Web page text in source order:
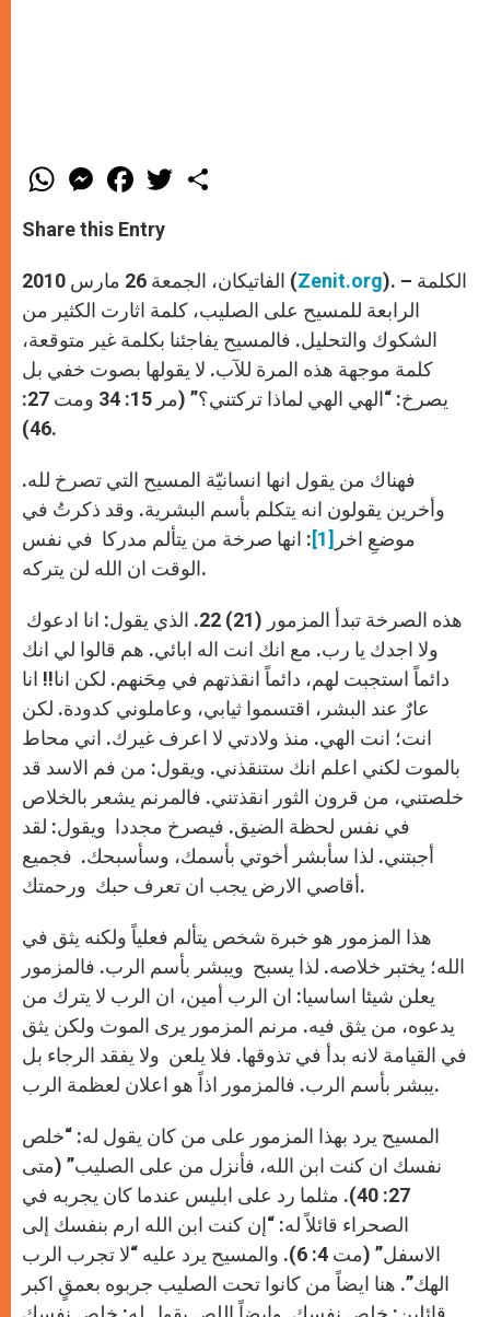
W
h
t
s
p
p
M
e
s
e
g
e
r
F
a
e
b
o
k
w
r
Share this Entry
الفاتيكان، الجمعة 26 مارس 2010 (Zenit.org). – الكلمة
الرابعة للمسيح على الصليب، كلمة اثارت الكثير من
الشكوك والتحليل. فالمسيح يفاجئنا بكلمة غير متوقعة،
كلمة موجهة هذه المرة للآب. لا يقولها بصوت خفي بل
يصرخ: “الهي الهي لماذا تركتني؟” (مر 15: 34 ومت 27:
46).
فهناك من يقول انها انسانيّة المسيح التي تصرخ لله.
وأخرين يقولون انه يتكلم بأسم البشرية. وقد ذكرتُ في
موضعِ اخر [1]
: انها صرخة من يتألم مدركا في نفس
الوقت ان الله لن يتركه.
ولا اجدك يا رب. مع انك انت اله ابائي. هم قالوا لي انك
دائماً استجبت لهم، دائماً انقذتهم في مِحَنهم. لكن انا!! انا
عارٌ عند البشر، اقتسموا ثيابي، وعاملوني كدودة. لكن
انت؛ انت الهي. منذ ولادتي لا اعرف غيرك. اني محاط
بالموت لكني اعلم انك ستنقذني. ويقول: من فم الاسد قد
خلصتني، من قرون الثور انقذتني. فالمرنم يشعر بالخلاص
في نفس لحظة الضيق. فيصرخ مجددا ويقول: لقد
أجبتني. لذا سأبشر أخوتي بأسمك، وسأسبحك. فجميع
أقاصي الارض يجب ان تعرف حبك ورحمتك.
هذا المزمور هو خبرة شخص يتألم فعلياً ولكنه يثق في
الله؛ يختبر خلاصه. لذا يسبح ويبشر بأسم الرب. فالمزمور
يعلن شيئا اساسيا: ان الرب أمين، ان الرب لا يترك من
يدعوه، من يثق فيه. مرنم المزمور يرى الموت ولكن يثق
في القيامة لانه بدأ في تذوقها. فلا يلعن ولا يفقد الرجاء بل
يبشر بأسم الرب. فالمزمور اذاً هو اعلان لعظمة الرب.
المسيح يرد بهذا المزمور على من كان يقول له: “خلص
نفسك ان كنت ابن الله، فأنزل من على الصليب” (متى
27: 40). مثلما رد على ابليس عندما كان يجربه في
الصحراء قائلاً له: “إن كنت ابن الله ارم بنفسك إلى
الاسفل” (مت 4: 6). والمسيح يرد عليه “لا تجرب الرب
الهك”. هنا ايضاً من كانوا تحت الصليب جربوه بعمقٍ اكبر